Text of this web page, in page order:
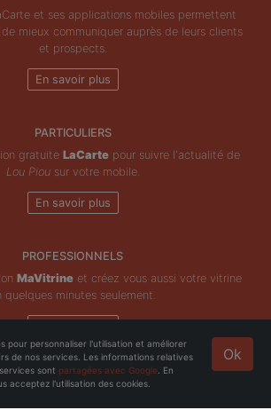
et ses applications mobiles permettent
de mieux communiquer auprès de leurs clients
et prospects.
En savoir plus
PARTICULIERS
gratuite LaCartepour suivre l'actualité de
Lou Piousur votre mobile.
En savoir plus
PROFESSIONNELS
MaVitrineet créez vous aussi votre vitrine
quelques minutes seulement.
ZeMAP 2026 - Tous droits réservés. Ok
pour personnaliser l'utilisation et améliorer
de nos services. Les informations relatives
sont partagées avec Google . En
acceptez l'utilisation des cookies.